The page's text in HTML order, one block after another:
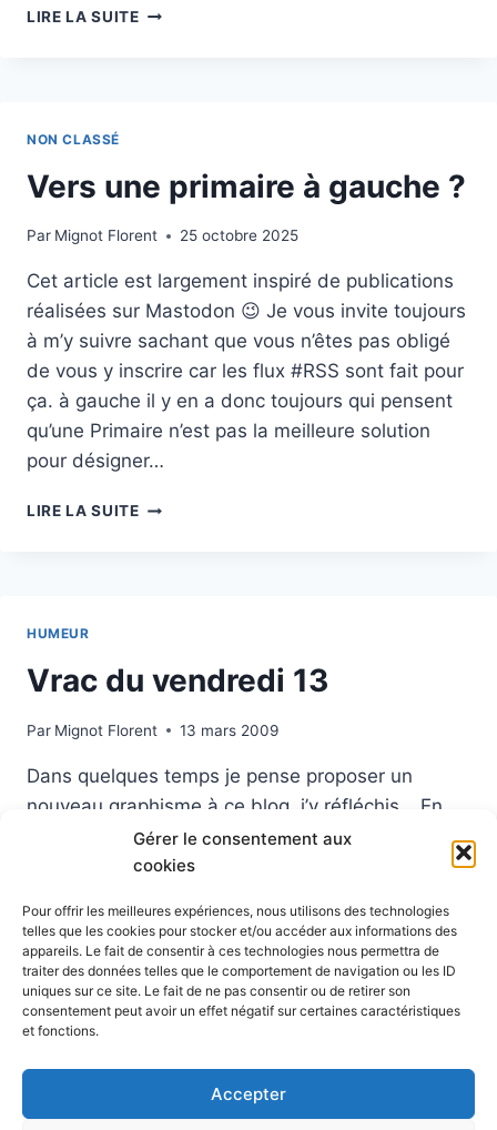
Gérer le consentement aux
cookies
Pour offrir les meilleures expériences, nous utilisons des technologies
telles que les cookies pour stocker et/ou accéder aux informations des
appareils. Le fait de consentir à ces technologies nous permettra de
traiter des données telles que le comportement de navigation ou les ID
uniques sur ce site. Le fait de ne pas consentir ou de retirer son
consentement peut avoir un effet négatif sur certaines caractéristiques
et fonctions.
Accepter
LIRE LA SUITEGLUCKSMANN
NON CLASSÉ
Vers une primaire à gauche ?
Par Mignot Florent 25 octobre 2025
Cet article est largement inspiré de publications
réalisées sur Mastodon 😉 Je vous invite toujours
à m’y suivre sachant que vous n’êtes pas obligé
de vous y inscrire car les flux #RSS sont fait pour
ça. à gauche il y en a donc toujours qui pensent
qu’une Primaire n’est pas la meilleure solution
pour désigner…
LIRE LA SUITEVERS
HUMEUR
Vrac du vendredi 13
Par Mignot Florent 13 mars 2009
Dans quelques temps je pense proposer un
nouveau graphisme à ce blog, j’y réfléchis… En
attendant gros vrac du vendredi en commençant
par un week end bien chargé. Samedi matin je
menacées d’expulsion car habitant en yourtes.
L’après midi quelques réunions vertes… Puis le
lendemain Paris pour…
LIRE LA SUITE